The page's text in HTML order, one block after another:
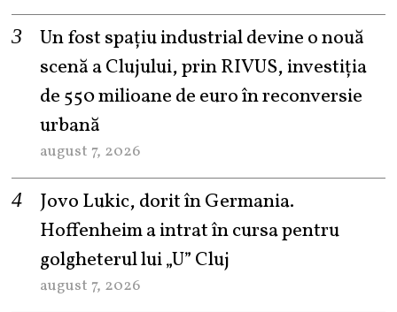
Un fost spațiu industrial devine o nouă
scenă a Clujului, prin RIVUS, investiția
de 550 milioane de euro în reconversie
urbană
august 7, 2026
Jovo Lukic, dorit în Germania.
Hoffenheim a intrat în cursa pentru
golgheterul lui „U” Cluj
august 7, 2026